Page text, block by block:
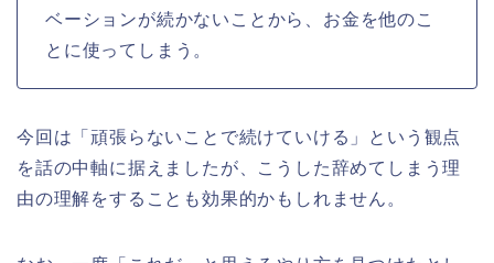
ベーションが続かないことから、お金を他のこ
とに使ってしまう。
今回は「頑張らないことで続けていける」という観点
を話の中軸に据えましたが、こうした辞めてしまう理
由の理解をすることも効果的かもしれません。